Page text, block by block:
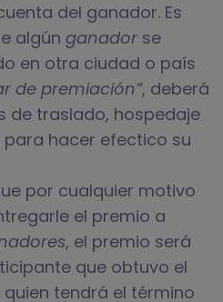
del ganador. Es
algún ganador se
en otra ciudad o país
de premiación”, deberá
de traslado, hospedaje
hacer efectico su
por cualquier motivo
el premio a
, el premio será
que obtuvo el
tendrá el término